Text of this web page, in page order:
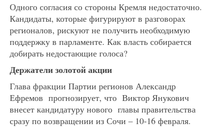
Одного согласия со стороны Кремля недостаточно.
Кандидаты, которые фигурируют в разговорах
регионалов, рискуют не получить необходимую
поддержку в парламенте. Как власть собирается
добирать недостающие голоса?
Держатели золотой акции
Глава фракции Партии регионов Александр
Ефремов прогнозирует, что Виктор Янукович
внесет кандидатуру нового главы правительства
сразу по возвращении из Сочи – 10-16 февраля.